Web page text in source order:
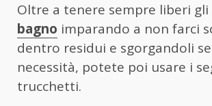
Oltre a tenere sempre liberi gli
bagno imparando a non farci
dentro residui e sgorgandoli
necessità, potete poi usare i
trucchetti.